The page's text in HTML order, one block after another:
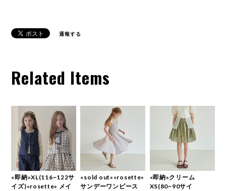
通報する
Related Items
«即納»XL(116~122サ
イズ)«rosette» メイ
«sold out»«rosette»
サンデーワンピース
«即納»クリーム
XS(80~90サイ